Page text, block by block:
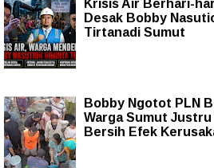
Krisis Air Berhari-
Desak Bobby
Tirtanadi Sumut
Bobby Ngotot PLN
Warga Sumut
Bersih Efek